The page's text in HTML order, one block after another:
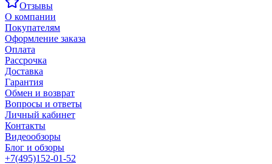
Отзывы
О компании
Покупателям
Оформление заказа
Оплата
Рассрочка
Доставка
Гарантия
Обмен и возврат
Вопросы и ответы
Личный кабинет
Контакты
Видеообзоры
Блог и обзоры
+7(495)152-01-52